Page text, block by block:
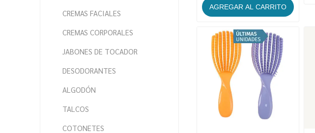
CREMAS FACIALES
CREMAS CORPORALES
JABONES DE TOCADOR
DESODORANTES
ALGODÓN
TALCOS
COTONETES